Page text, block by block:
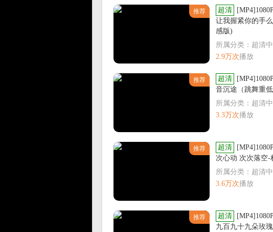
推荐 超清
让我握紧你的手
感版)
所属分类：超清
2.9万次播放
推荐 超清
音沉途（跳舞重
所属分类：超清
3.3万次播放
推荐 超清
次心动 次次落空-
所属分类：超清
3.6万次播放
推荐 超清
九百九十九朵玫